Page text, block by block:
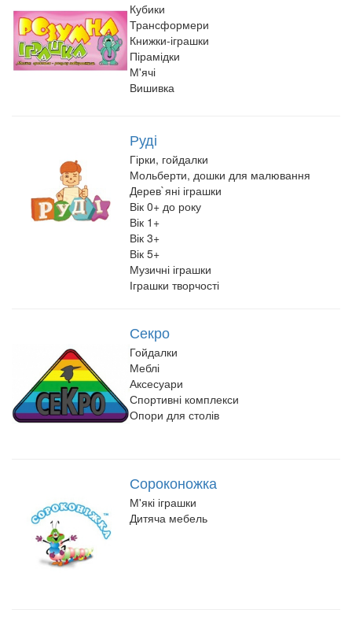
Кубики
Трансформери
Книжки-іграшки
Пірамідки
М'ячі
Вишивка
Руді
Гірки, гойдалки
Мольберти, дошки для малювання
Дерев`яні іграшки
Вік 0+ до року
Вік 1+
Вік 3+
Вік 5+
Музичні іграшки
Іграшки творчості
Секро
Гойдалки
Меблі
Аксесуари
Спортивні комплекси
Опори для столів
Сороконожка
М'які іграшки
Дитяча мебель